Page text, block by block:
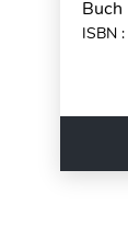
Buch
ISBN :